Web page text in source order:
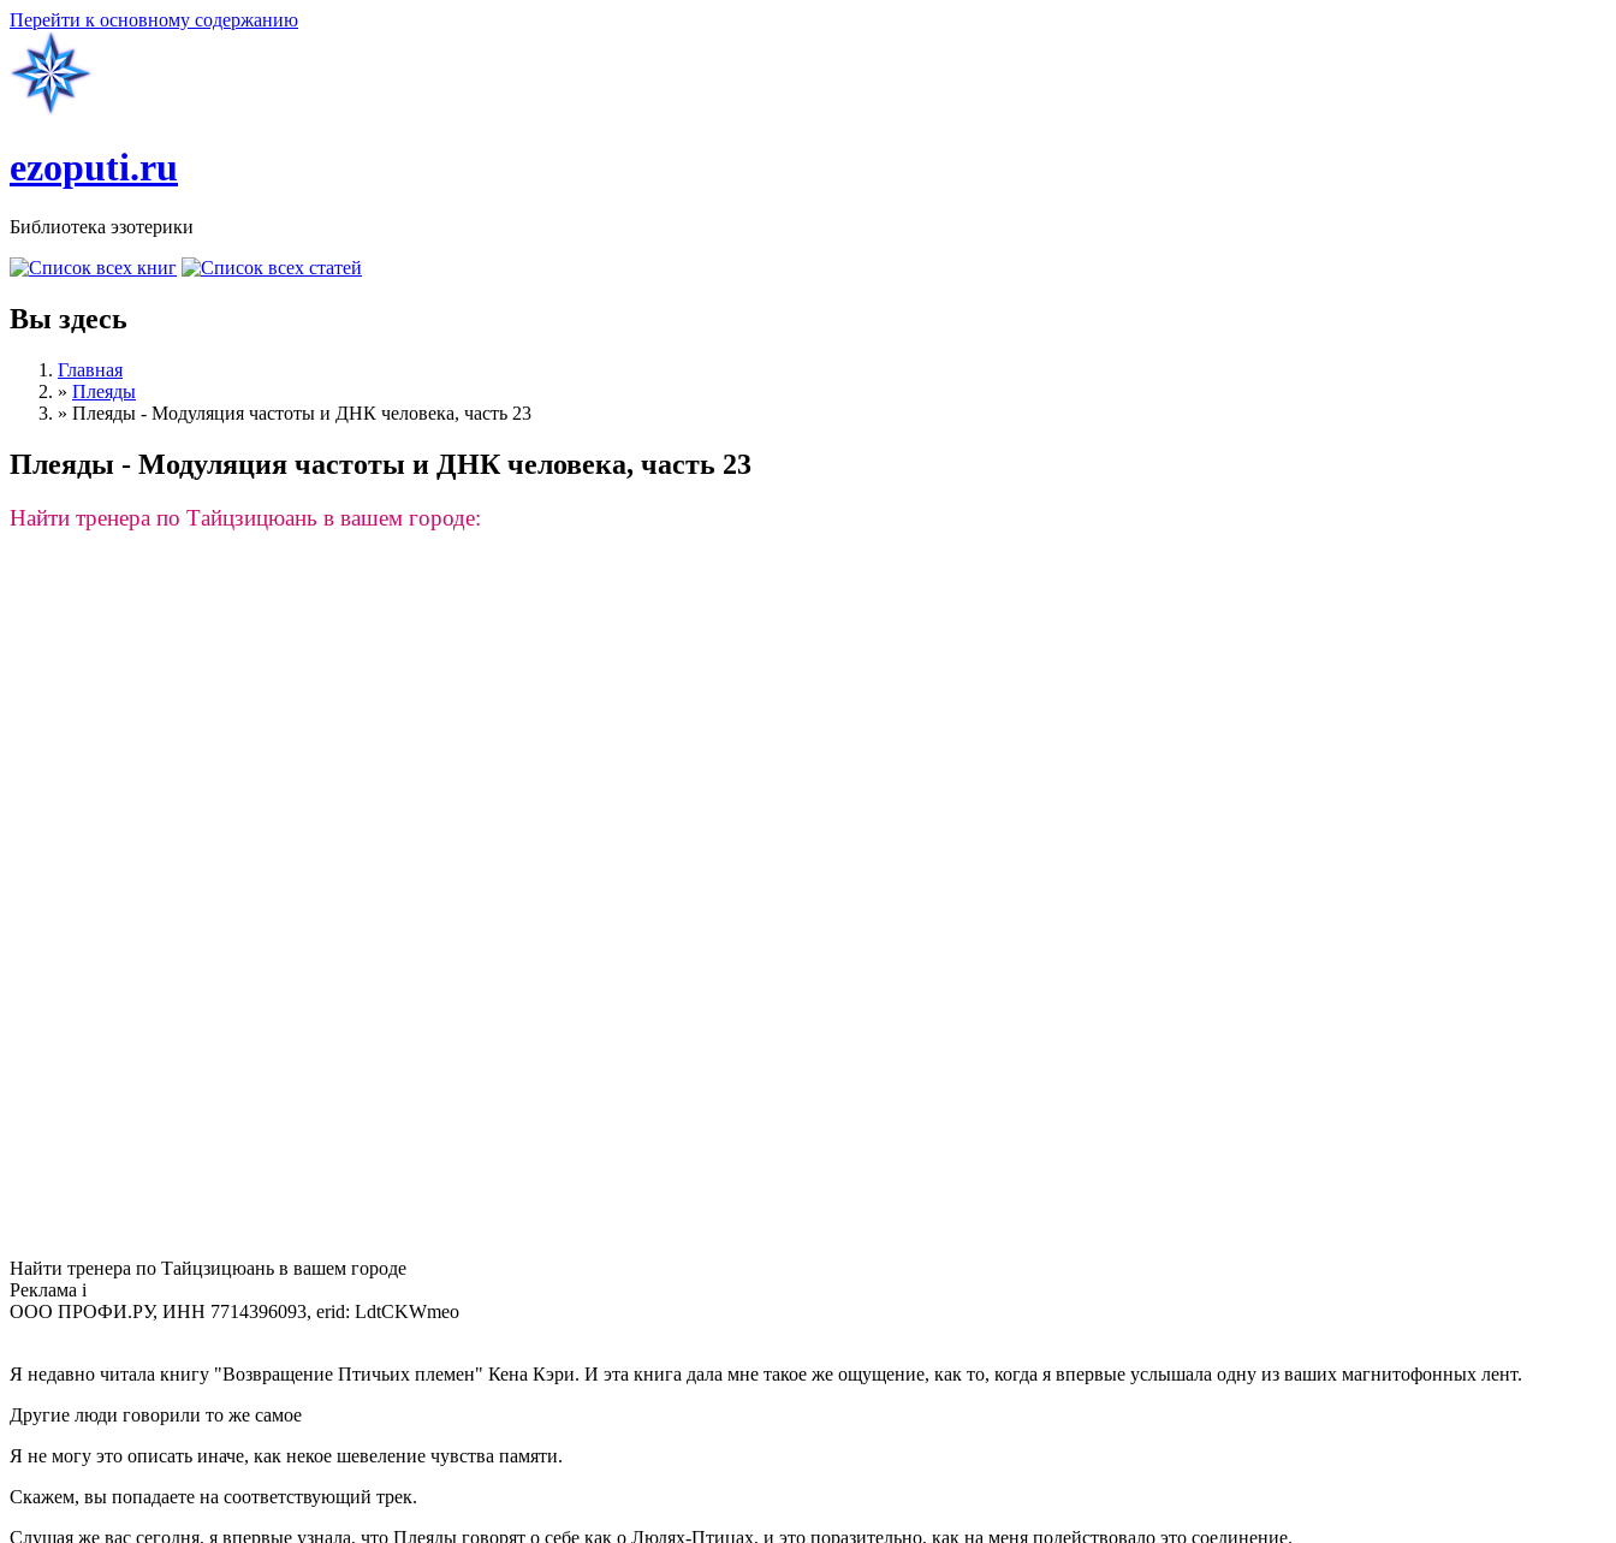
Перейти к основному содержанию
ezoputi.ru
Библиотека эзотерики
Вы здесь
Главная
» Плеяды
» Плеяды - Модуляция частоты и ДНК человека, часть 23
Плеяды - Модуляция частоты и ДНК человека, часть 23
Найти тренера по Тайцзицюань в вашем городе:
Найти тренера по Тайцзицюань в вашем городе
Реклама i
ООО ПРОФИ.РУ, ИНН 7714396093, erid: LdtCKWmeo
Я недавно читала книгу "Возвращение Птичьих племен" Кена Кэри. И эта книга дала мне такое же ощущение, как то, когда я впервые услышала одну из ваших магнитофонных лент.
Другие люди говорили то же самое
Я не могу это описать иначе, как некое шевеление чувства памяти.
Скажем, вы попадаете на соответствующий трек.
Слушая же вас сегодня, я впервые узнала, что Плеяды говорят о себе как о Людях-Птицах, и это поразительно, как на меня подействовало это соединение.